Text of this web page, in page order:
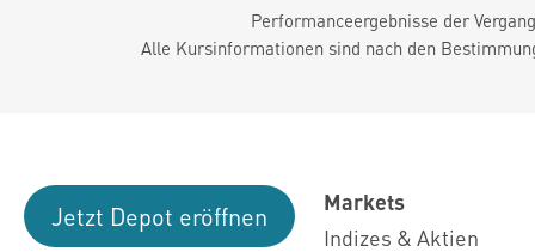
Performanceergebnisse der
Alle Kursinformationen sind nach den
Jetzt Depot eröffnen
Markets
Indizes & Aktien